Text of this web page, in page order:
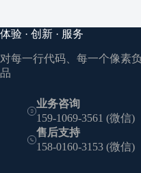
体验 · 创新 · 服务
对每一行代码、每一个像素
品
业务咨询
159-1069-3561 (微信)
售后支持
158-0160-3153 (微信)